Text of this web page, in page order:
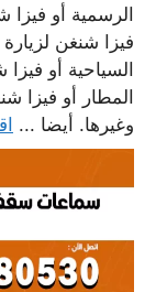
الرسمية أو فيزا
فيزا شنغن لزيارة
السياحية أو
المطار أو فيزا
وغيرها. أيضا ...